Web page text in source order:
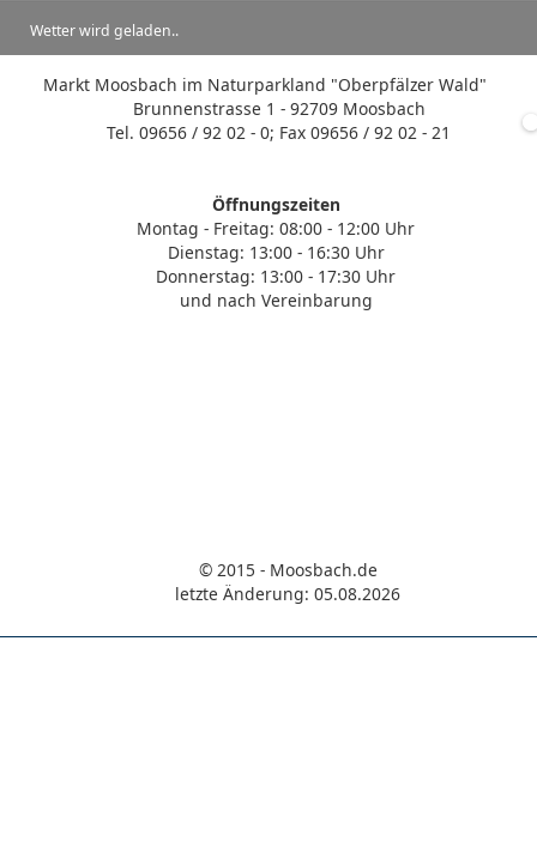
Wetter wird geladen..
Markt Moosbach im Naturparkland "Oberpfälzer Wald"
Brunnenstrasse 1 - 92709 Moosbach
Tel. 09656 / 92 02 - 0; Fax 09656 / 92 02 - 21
Öffnungszeiten
Montag - Freitag: 08:00 - 12:00 Uhr
Dienstag: 13:00 - 16:30 Uhr
Donnerstag: 13:00 - 17:30 Uhr
und nach Vereinbarung
© 2015 - Moosbach.de
letzte Änderung: 05.08.2026